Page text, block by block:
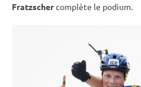
Fratzschercomplète le podium.